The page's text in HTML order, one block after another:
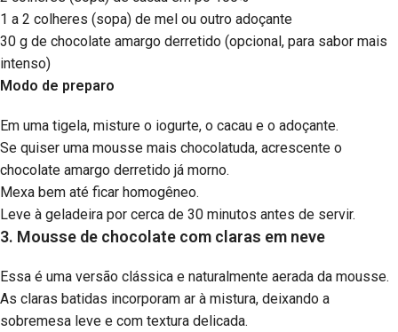
1 a 2 colheres (sopa) de mel ou outro adoçante
30 g de chocolate amargo derretido (opcional, para sabor mais
intenso)
Modo de preparo
Em uma tigela, misture o iogurte, o cacau e o adoçante.
Se quiser uma mousse mais chocolatuda, acrescente o
chocolate amargo derretido já morno.
Mexa bem até ficar homogêneo.
Leve à geladeira por cerca de 30 minutos antes de servir.
3. Mousse de chocolate com claras em neve
Essa é uma versão clássica e naturalmente aerada da mousse.
As claras batidas incorporam ar à mistura, deixando a
sobremesa leve e com textura delicada.